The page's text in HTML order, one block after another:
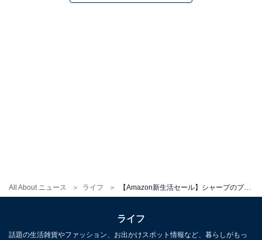
All About ニュース ライフ 【Amazon新生活セール】シャープのプラズマクラスターなど人気「ドライヤー」3選！ 25％オフの商品も
＞Amazonのページで見る
ライフ
話題の生活雑貨やファッション、お出かけスポット情報など、暮らしがもっ